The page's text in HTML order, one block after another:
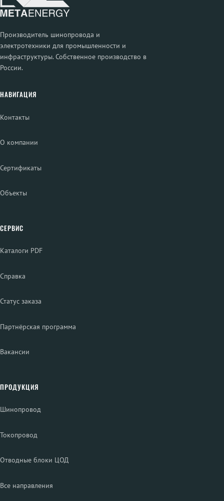
Производитель шинопровода и
электротехники для промышленности и
инфраструктуры. Собственное производство в
России.
НАВИГАЦИЯ
Контакты
О компании
Сертификаты
Объекты
СЕРВИС
Каталоги PDF
Справка
Статус заказа
Партнёрская программа
Вакансии
ПРОДУКЦИЯ
Шинопровод
Токопровод
Отводные блоки ЦОД
Все направления